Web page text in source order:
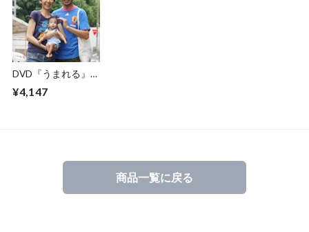
DVD『うまれる』
ョン
¥4,147
商品一覧に戻る